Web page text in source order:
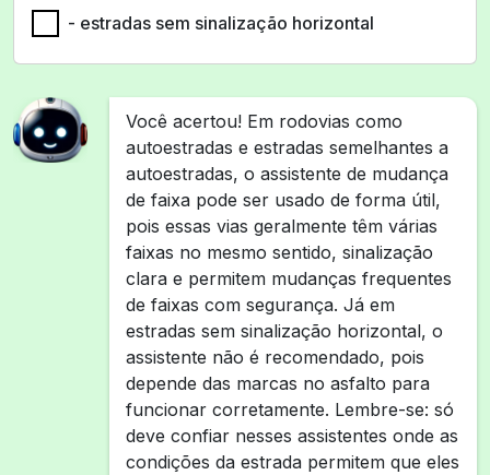
- estradas sem sinalização horizontal
Você acertou! Em rodovias como
autoestradas e estradas semelhantes a
autoestradas, o assistente de mudança
de faixa pode ser usado de forma útil,
pois essas vias geralmente têm várias
faixas no mesmo sentido, sinalização
clara e permitem mudanças frequentes
de faixas com segurança. Já em
estradas sem sinalização horizontal, o
assistente não é recomendado, pois
depende das marcas no asfalto para
funcionar corretamente. Lembre-se: só
deve confiar nesses assistentes onde as
condições da estrada permitem que eles